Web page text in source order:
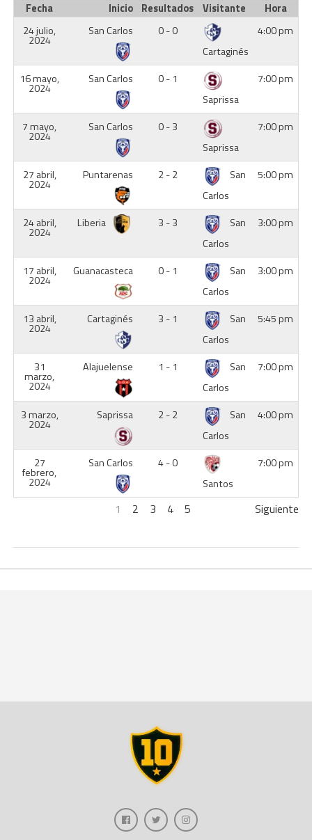
Fecha Inicio Resultados Visitante
Hora
24 julio,
2024
San Carlos
0 - 0
Cartaginés
4:00 pm
16 mayo,
2024
San Carlos
0 - 1
Saprissa
7:00 pm
7 mayo,
2024
San Carlos
0 - 3
Saprissa
7:00 pm
27 abril,
2024
Puntarenas 2 - 2
San
Carlos
5:00 pm
24 abril,
2024
Liberia 3 - 3
San
Carlos
3:00 pm
17 abril,
2024
Guanacasteca 0 - 1
San
Carlos
3:00 pm
13 abril,
2024
Cartaginés 3 - 1
San
Carlos
5:45 pm
31
marzo,
2024
Alajuelense 1 - 1
San
Carlos
7:00 pm
3 marzo,
2024
Saprissa 2 - 2
San
Carlos
4:00 pm
27
febrero,
2024
San Carlos
4 - 0
Santos
7:00 pm
1 2 3 4 5 Siguiente